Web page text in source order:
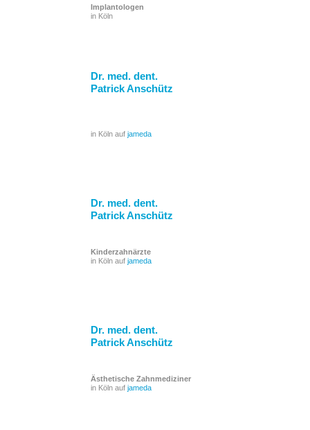
Implantologen
in Köln
Dr. med. dent.
Patrick Anschütz
in Köln auf jameda
Dr. med. dent.
Patrick Anschütz
Kinderzahnärzte
in Köln auf jameda
Dr. med. dent.
Patrick Anschütz
Ästhetische Zahnmediziner
in Köln auf jameda